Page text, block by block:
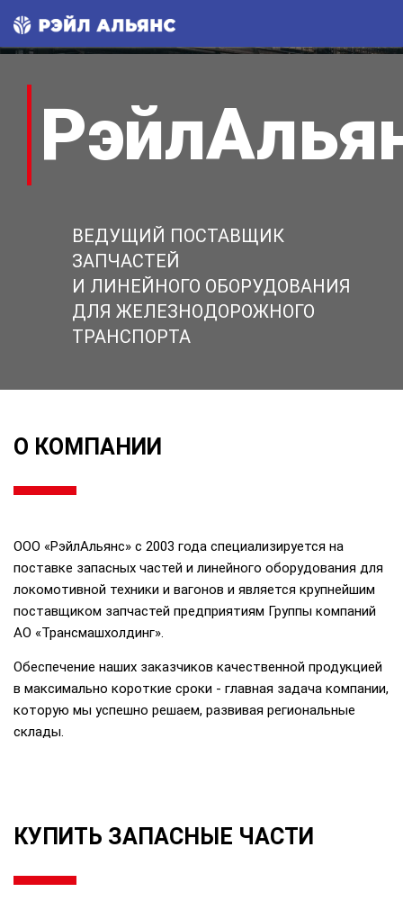
ВЕДУЩИЙ ПОСТАВЩИК
ЗАПЧАСТЕЙ
И ЛИНЕЙНОГО ОБОРУДОВАНИЯ
ДЛЯ ЖЕЛЕЗНОДОРОЖНОГО
ТРАНСПОРТА
О КОМПАНИИ
ООО «РэйлАльянс» с 2003 года специализируется на
поставке запасных частей и линейного оборудования для
локомотивной техники и вагонов и является крупнейшим
поставщиком запчастей предприятиям Группы компаний
АО «Трансмашхолдинг».
Обеспечение наших заказчиков качественной продукцией
в максимально короткие сроки - главная задача компании,
которую мы успешно решаем, развивая региональные
склады.
КУПИТЬ ЗАПАСНЫЕ ЧАСТИ